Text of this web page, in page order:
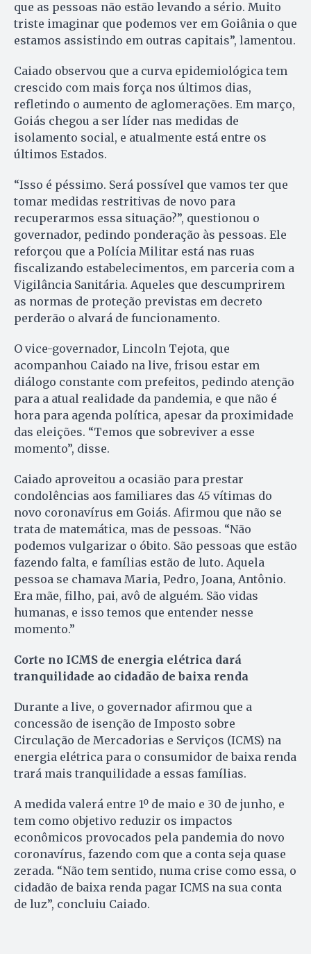
que as pessoas não estão levando a sério. Muito
triste imaginar que podemos ver em Goiânia o que
estamos assistindo em outras capitais”, lamentou.
Caiado observou que a curva epidemiológica tem
crescido com mais força nos últimos dias,
refletindo o aumento de aglomerações. Em março,
Goiás chegou a ser líder nas medidas de
isolamento social, e atualmente está entre os
últimos Estados.
“Isso é péssimo. Será possível que vamos ter que
tomar medidas restritivas de novo para
recuperarmos essa situação?”, questionou o
governador, pedindo ponderação às pessoas. Ele
reforçou que a Polícia Militar está nas ruas
fiscalizando estabelecimentos, em parceria com a
Vigilância Sanitária. Aqueles que descumprirem
as normas de proteção previstas em decreto
perderão o alvará de funcionamento.
O vice-governador, Lincoln Tejota, que
acompanhou Caiado na live, frisou estar em
diálogo constante com prefeitos, pedindo atenção
para a atual realidade da pandemia, e que não é
hora para agenda política, apesar da proximidade
das eleições. “Temos que sobreviver a esse
momento”, disse.
Caiado aproveitou a ocasião para prestar
condolências aos familiares das 45 vítimas do
novo coronavírus em Goiás. Afirmou que não se
trata de matemática, mas de pessoas. “Não
podemos vulgarizar o óbito. São pessoas que estão
fazendo falta, e famílias estão de luto. Aquela
pessoa se chamava Maria, Pedro, Joana, Antônio.
Era mãe, filho, pai, avô de alguém. São vidas
humanas, e isso temos que entender nesse
momento.”
Corte no ICMS de energia elétrica dará
tranquilidade ao cidadão de baixa renda
Durante a live, o governador afirmou que a
concessão de isenção de Imposto sobre
Circulação de Mercadorias e Serviços (ICMS) na
energia elétrica para o consumidor de baixa renda
trará mais tranquilidade a essas famílias.
A medida valerá entre 1º de maio e 30 de junho, e
tem como objetivo reduzir os impactos
econômicos provocados pela pandemia do novo
coronavírus, fazendo com que a conta seja quase
zerada. “Não tem sentido, numa crise como essa, o
cidadão de baixa renda pagar ICMS na sua conta
de luz”, concluiu Caiado.